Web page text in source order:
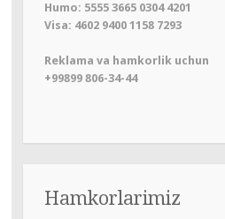
Humo: 5555 3665 0304 4201
Visa: 4602 9400 1158 7293
Reklama va hamkorlik uchun
+99899 806-34-44
Hamkorlarimiz